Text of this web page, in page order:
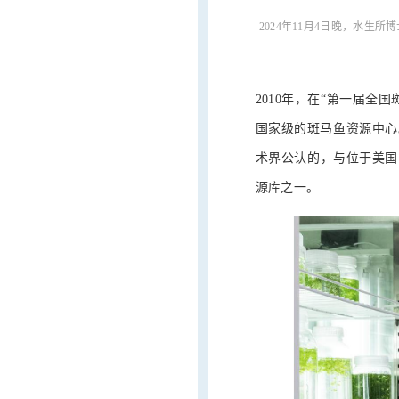
2024年11月4日晚，水生所
2010年，在“第一届全
国家级的斑马鱼资源中
术界公认的，与位于美
源库之一。